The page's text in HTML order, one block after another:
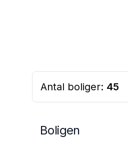
Antal boliger: 45
Boligen